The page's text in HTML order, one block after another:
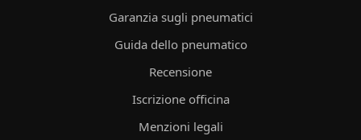
Garanzia sugli pneumatici
Guida dello pneumatico
Recensione
Iscrizione officina
Menzioni legali